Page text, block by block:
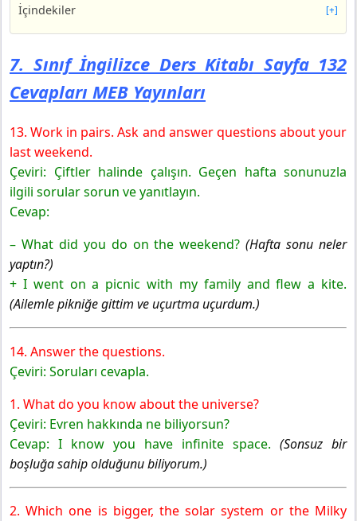
İçindekiler [+]
7. Sınıf İngilizce Ders Kitabı Sayfa 132 Cevapları MEB
Yayınları
7. Sınıf İngilizce Ders Kitabı Sayfa 133 Cevapları MEB
Yayınları
Yayınları
7. Sınıf İngilizce Ders Kitabı Sayfa 135 Cevapları MEB
Yayınları
7. Sınıf İngilizce Ders Kitabı Sayfa 136 Cevapları MEB
Yayınları
7. Sınıf İngilizce Ders Kitabı Sayfa 132
Cevapları MEB Yayınları
13. Work in pairs. Ask and answer questions about your
last weekend.
Çeviri: Çiftler halinde çalışın. Geçen hafta sonunuzla
ilgili sorular sorun ve yanıtlayın.
Cevap:
– What did you do on the weekend? (Hafta sonu neler
yaptın?)
+ I went on a picnic with my family and flew a kite.
(Ailemle pikniğe gittim ve uçurtma uçurdum.)
14. Answer the questions.
Çeviri: Soruları cevapla.
1. What do you know about the universe?
Çeviri: Evren hakkında ne biliyorsun?
Cevap: I know you have infinite space. (Sonsuz bir
boşluğa sahip olduğunu biliyorum.)
2. Which one is bigger, the solar system or the Milky